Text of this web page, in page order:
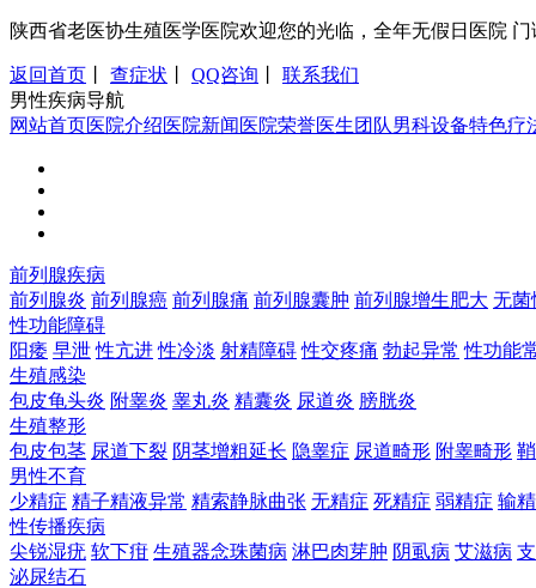
陕西省老医协生殖医学医院欢迎您的光临，全年无假日医院 门
返回首页 查症状 QQ咨询
联系我们
男性疾病导航
网站首页医院介绍医院新闻 医院荣誉医生团队男科设备特色疗
前列腺疾病
前列腺炎 前列腺癌 前列腺痛 前列腺囊肿 前列腺增生肥大 无菌
性功能障碍
阳痿 早泄 性亢进 性冷淡 射精障碍 性交疼痛 勃起异常 性功能
生殖感染
包皮龟头炎 附睾炎 睾丸炎 精囊炎 尿道炎 膀胱炎
生殖整形
包皮包茎 尿道下裂 阴茎增粗延长 隐睾症 尿道畸形 附睾畸形
男性不育
少精症 精子精液异常 精索静脉曲张 无精症 死精症 弱精症 输
性传播疾病
尖锐湿疣 软下疳 生殖器念珠菌病 淋巴肉芽肿 阴虱病 艾滋病
泌尿结石